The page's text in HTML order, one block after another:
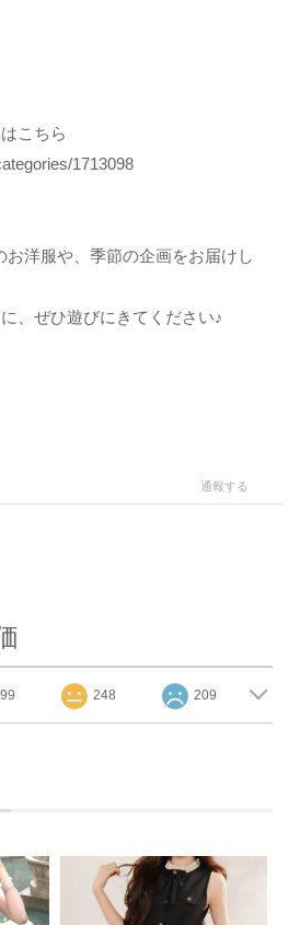
こちら
1713098
洋服や、季節の企画をお届けし
、ぜひ遊びにきてください♪
通報する
248 209